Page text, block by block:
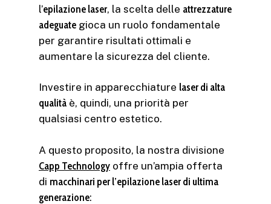
l’epilazione laser, la scelta delle attrezzature
adeguate gioca un ruolo fondamentale
per garantire risultati ottimali e
aumentare la sicurezza del cliente.
Investire in apparecchiature laser di alta
qualità è, quindi, una priorità per
qualsiasi centro estetico.
A questo proposito, la nostra divisione
Capp Technology offre un’ampia offerta
di macchinari per l’epilazione laser di ultima
generazione: